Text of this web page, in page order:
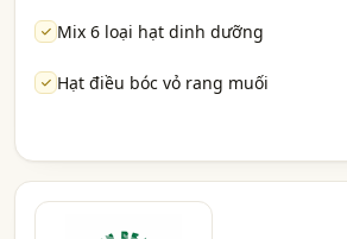
Mix 6 loại hạt dinh dưỡng
Hạt điều bóc vỏ rang muối